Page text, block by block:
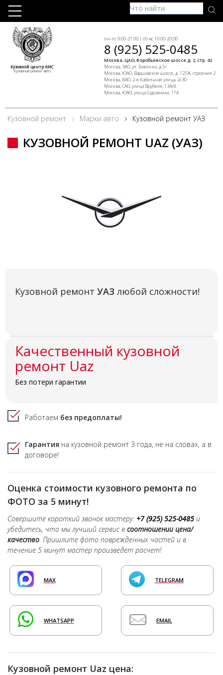
Кузовной центр АМС
Кузовной ремонт авто
пн-пт 9:00-21:00 | сб-вс 10:00-20:00
8 (925) 525-0485
Москва, ЦАО, Воробьевское шоссе д. 2, стр. 42
Москва, ЗАО, ул. Боженко, д.5г
Москва, ЮАО, Варшавское шоссе, д. 125Ж, строение 2
Москва, ВАО, 2-я Кабельная улица, 2с30
Москва, САО, улица Врубеля, 13Ас8
Москва, ЮАО, улица Садовники, 11А
Кузовной ремонт Марки авто Кузовной ремонт УАЗ
КУЗОВНОЙ РЕМОНТ UAZ (УАЗ)
Кузовной ремонт УАЗ любой сложности!
Качественный кузовной
ремонт Uaz
Без потери гарантии
Работаем без предоплаты!
Гарантия на кузовной ремонт 3 года, не на словах, а в
договоре!
Оценка стоимости кузовного ремонта по
ФОТО за 5 минут!
Совершите короткий звонок мастеру: +7 (925) 525-0485 и
убедитесь, что мы лучший сервис в соотношении цена/
качество. Пришлите фото поврежденных частей и в
течение 5 минут мастер произведет расчет!
MAX TELEGRAM
WHATSAPP EMAIL
Кузовной ремонт Uaz цена: